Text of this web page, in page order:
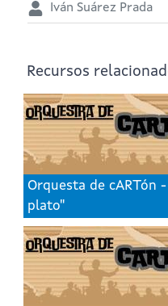
Iván Suárez Prada
Recursos
Orquesta de cARTón
plato"